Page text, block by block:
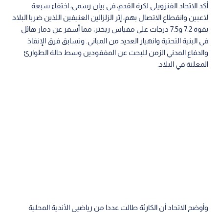
أكد الاتحاد الفنزويلي لكرة القدم، في بيان رسمي، اختفاء سبعة
لاعبين وانقطاع الاتصال بهم، إثر الزلزالين العنيفين اللذين ضربا البلاد
بقوة 7.2 و7.5 درجات على مقياس ريختر، مما أسفر عن دمار هائل
في البنية التحتية وانهيار العديد من المباني. وتسابق فرق الإنقاذ
والدفاع المدني الزمن للبحث عن المفقودين وسط حالة الطوارئ
المعلنة في البلاد.
وأوضح الاتحاد أن الكارثة طالت عددا من رياضيي الأندية المحلية